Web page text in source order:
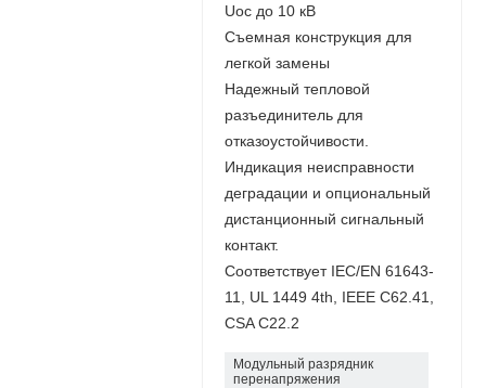
Uoc до 10 кВ
Съемная конструкция для
легкой замены
Надежный тепловой
разъединитель для
отказоустойчивости.
Индикация неисправности
деградации и опциональный
дистанционный сигнальный
контакт.
Соответствует IEC/EN 61643-
11, UL 1449 4th, IEEE C62.41,
CSA C22.2
Модульный разрядник
перенапряжения